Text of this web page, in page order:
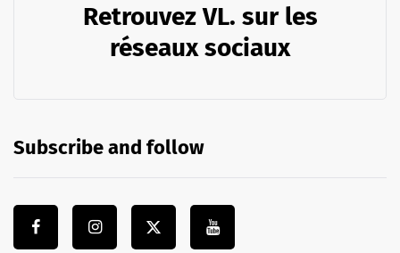
Retrouvez VL. sur les
réseaux sociaux
Subscribe and follow